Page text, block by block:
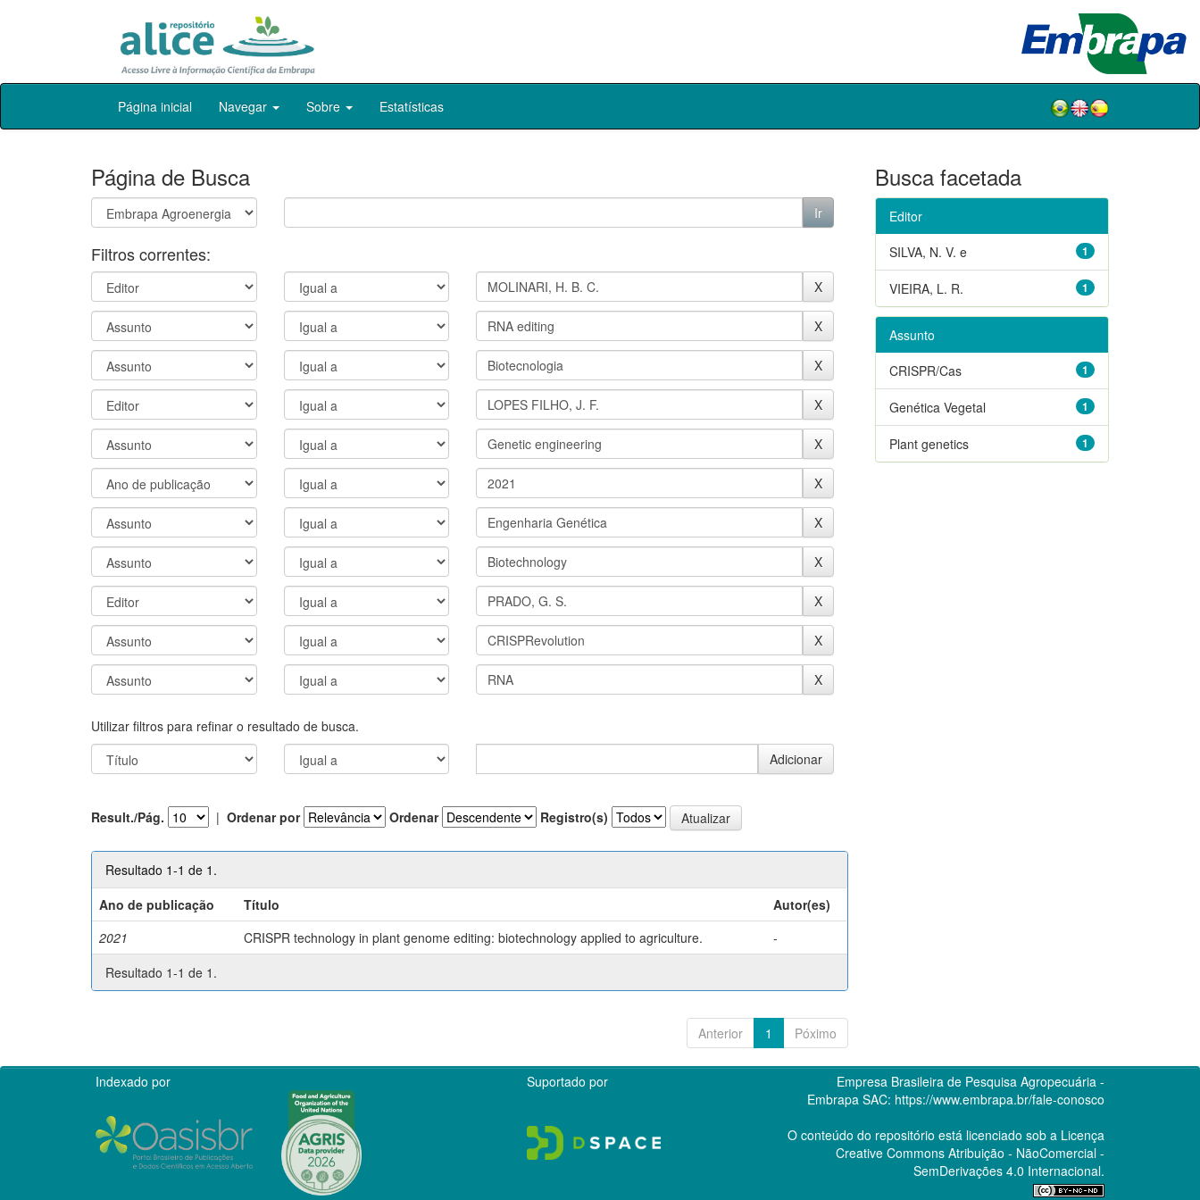
Skip
Página inicial Navegar Sobre Estatísticas
Página de Busca
Filtros correntes:
Utilizar filtros para refinar o resultado de busca.
Result./Pág. | Ordenar por Ordenar Registro(s)
Resultado 1-1 de 1.
Ano de publicação
Título
Autor(es)
2021
CRISPR technology in plant genome editing: biotechnology applied to agriculture.
-
Resultado 1-1 de 1.
Anterior 1 Póximo
Busca facetada
Editor
1
SILVA, N. V. e
1
VIEIRA, L. R.
Assunto
1
CRISPR/Cas
1
Genética Vegetal
1
Plant genetics
Indexado por Suportado por
Empresa Brasileira de Pesquisa Agropecuária -
Embrapa SAC: https://www.embrapa.br/fale-conosco
O conteúdo do repositório está licenciado sob a Licença
Creative CommonsAtribuição - NãoComercial -
SemDerivações 4.0 Internacional.